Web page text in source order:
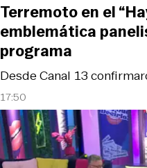
17:50
Desde Canal 13
Terremoto en el
emblemática
programa